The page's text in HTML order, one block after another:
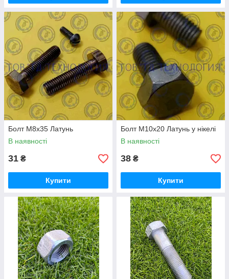
Болт М8х35 Латунь
В наявності
31 ₴
Купити
Болт М10х20 Латунь у нікелі
В наявності
38 ₴
Купити